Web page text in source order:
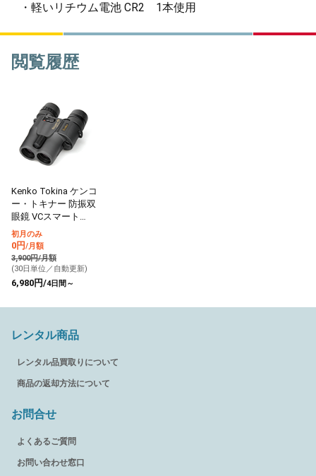
・軽いリチウム電池 CR2 1本使用
閲覧履歴
Kenko Tokina ケンコ
ー・トキナー 防振双
眼鏡 VCスマート
10×30 倍率10倍
初月のみ
0円/月額
3,900円/月額
(30日単位／自動更新)
6,980円/4日間～
レンタル商品
レンタル品買取りについて
商品の返却方法について
お問合せ
よくあるご質問
お問い合わせ窓口